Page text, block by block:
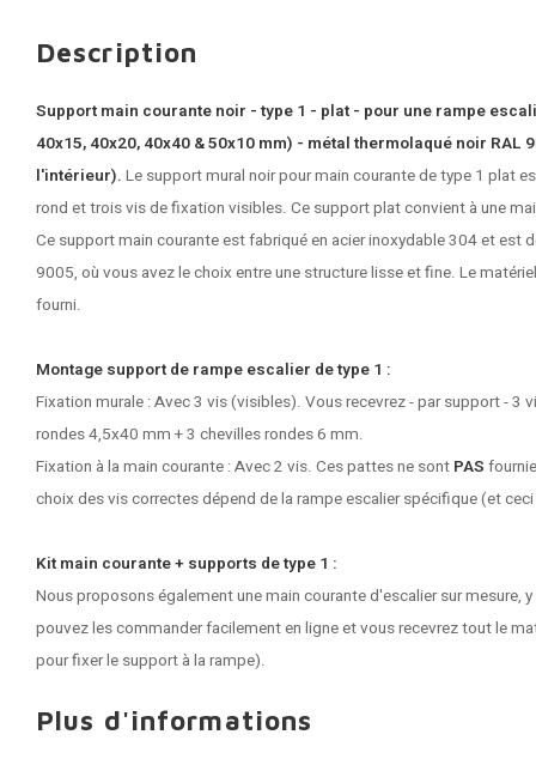
Description
Support main courante noir - type 1 - plat - pour une rampe
40x15, 40x20, 40x40 & 50x10 mm) - métal thermolaqué noir
l'intérieur). Le support mural noir pour main courante de type 1 plat
rond et trois vis de fixation visibles. Ce support plat convient à une
Ce support main couranteest fabriqué en acier inoxydable 304 et est
9005, où vous avez le choix entre une structure lisse et fine. Le
fourni.
Montage support de rampe escalier de type 1 :
Fixation murale : Avec 3 vis (visibles). Vous recevrez - par support - 3
rondes 4,5x40 mm + 3 chevilles rondes 6 mm.
Fixation à la main courante : Avec 2 vis. Ces pattes ne sont PAS
choix des vis correctes dépend de la rampe escalier spécifique (et
Kit main courante + supports de type 1 :
Nous proposons également une main courante d'escalier sur mesure,
pouvez les commander facilement en ligne et vous recevrez tout le
pour fixer le support à la rampe).
Plus d'informations